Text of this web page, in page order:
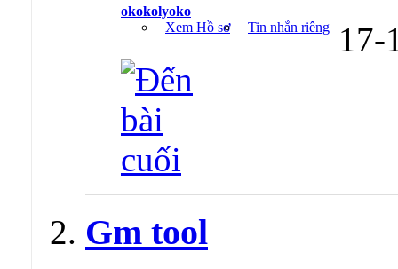
okokolyoko
Xem Hồ sơ
Tin nhắn riêng
Gm tool